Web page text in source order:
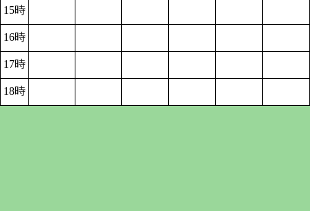
15時
16時
17時
18時